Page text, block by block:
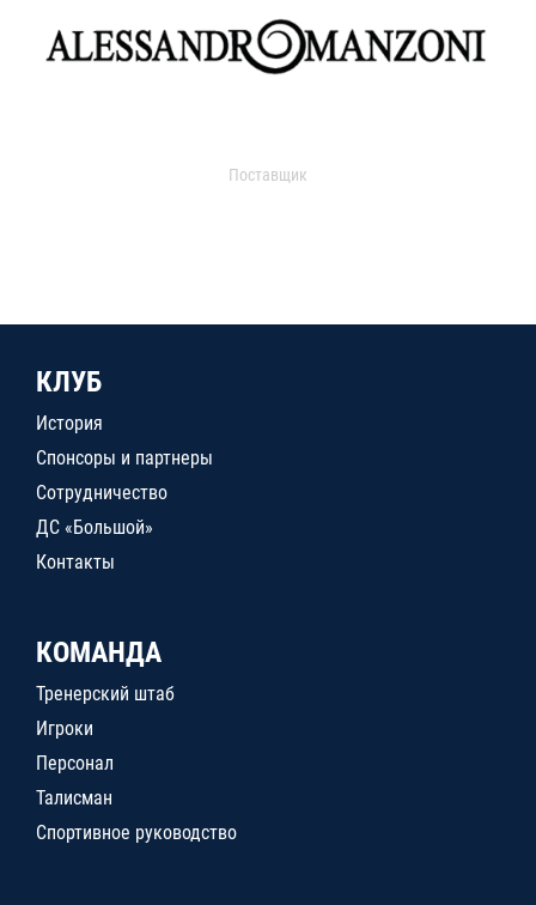
Поставщик
КЛУБ
История
Спонсоры и партнеры
Сотрудничество
ДС «Большой»
Контакты
КОМАНДА
Тренерский штаб
Игроки
Персонал
Талисман
Спортивное руководство